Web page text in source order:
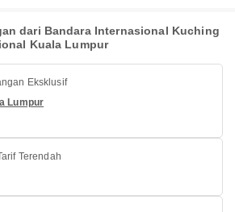
dari Bandara Internasional Kuching
Kuala Lumpur
Eksklusif
Lumpur
Terendah